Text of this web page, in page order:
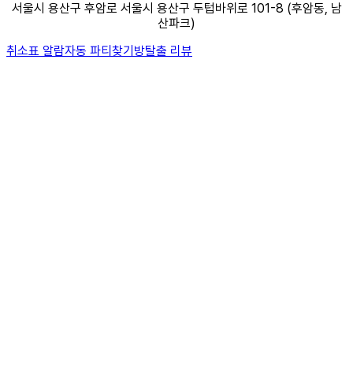
서울시 용산구 후암로 서울시 용산구 두텁바위로 101-8 (후암동, 남
산파크)
취소표 알람자동 파티찾기방탈출 리뷰